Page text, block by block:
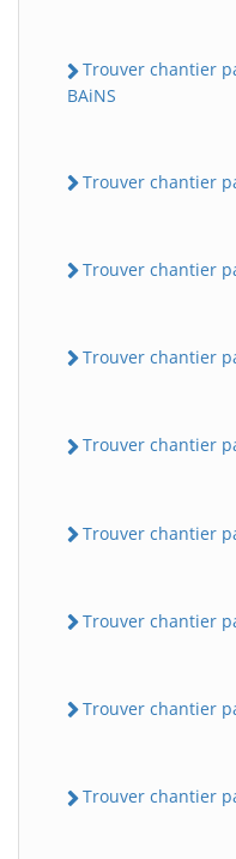
Trouver chantier
BAiNS
Trouver chantier
Trouver chantier
Trouver chantier
Trouver chantier
Trouver chantier
Trouver chantier
Trouver chantier
Trouver chantier